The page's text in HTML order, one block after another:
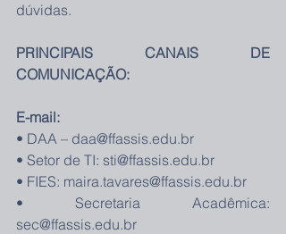
dúvidas.
PRINCIPAIS CANAIS DE
COMUNICAÇÃO:
E-mail:
• DAA – daa@ffassis.edu.br
• Setor de TI: sti@ffassis.edu.br
• FIES: maira.tavares@ffassis.edu.br
• Secretaria Acadêmica:
sec@ffassis.edu.br